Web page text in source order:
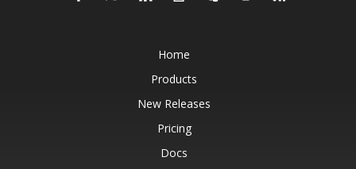
Home
Products
New Releases
Pricing
Docs